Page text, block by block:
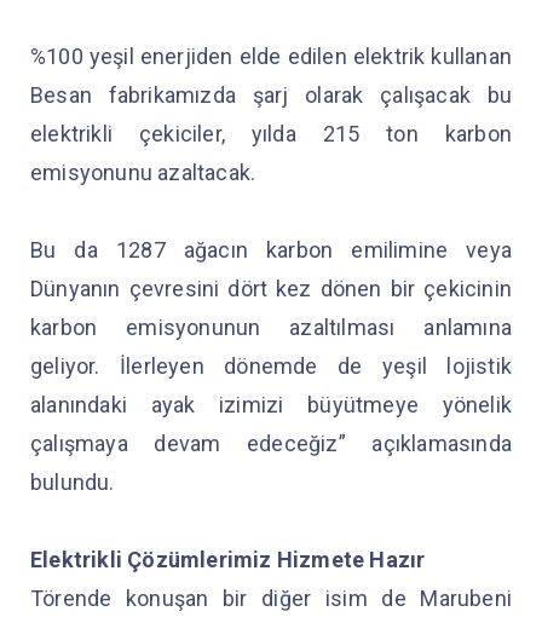
%100 yeşil enerjiden elde edilen elektrik kullanan
Besan fabrikamızda şarj olarak çalışacak bu
elektrikli çekiciler, yılda 215 ton karbon
emisyonunu azaltacak.
Bu da 1287 ağacın karbon emilimine veya
Dünyanın çevresini dört kez dönen bir çekicinin
karbon emisyonunun azaltılması anlamına
geliyor. İlerleyen dönemde de yeşil lojistik
alanındaki ayak izimizi büyütmeye yönelik
çalışmaya devam edeceğiz” açıklamasında
bulundu.
Elektrikli Çözümlerimiz Hizmete Hazır
Törende konuşan bir diğer isim de Marubeni